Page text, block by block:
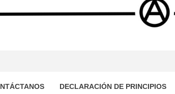
LIBRE Y SOLIDARIA.
DECLARACIÓN DE PRINCIPIOS